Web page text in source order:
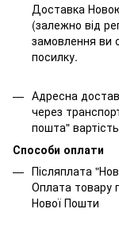
Доставка
(залежно від
замовлення ви
посилку.
Адресна
через
пошта"
Способи оплати
Післяплата
Оплата товару
Нової Пошти